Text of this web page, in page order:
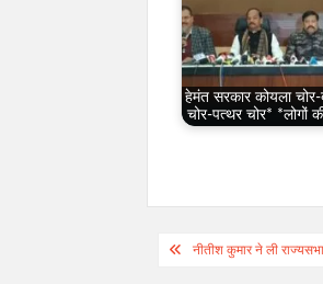
हेमंत सरकार कोयला चोर-
चोर-पत्थर चोर* *लोगों
Postनीतीश कुमार ने ली